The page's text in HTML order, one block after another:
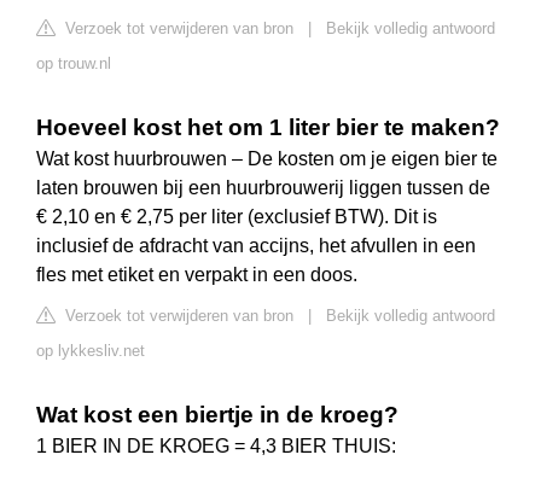
Verzoek tot verwijderen van bron
Bekijk volledig antwoord
op trouw.nl
Hoeveel kost het om 1 liter bier te maken?
Wat kost huurbrouwen – De kosten om je eigen bier te
laten brouwen bij een huurbrouwerij liggen tussen de
€ 2,10 en € 2,75 per liter (exclusief BTW). Dit is
inclusief de afdracht van accijns, het afvullen in een
fles met etiket en verpakt in een doos.
Verzoek tot verwijderen van bron
Bekijk volledig antwoord
op lykkesliv.net
Wat kost een biertje in de kroeg?
1 BIER IN DE KROEG = 4,3 BIER THUIS: